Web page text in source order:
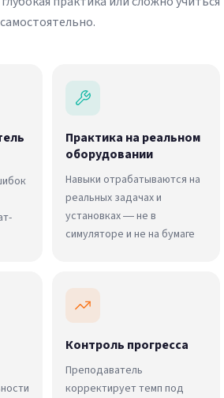
самостоятельно.
Практика на реальном
оборудовании
Навыки отрабатываются на
реальных задачах и
установках — не в
симуляторе и не на бумаге
Контроль прогресса
Преподаватель
корректирует темп под